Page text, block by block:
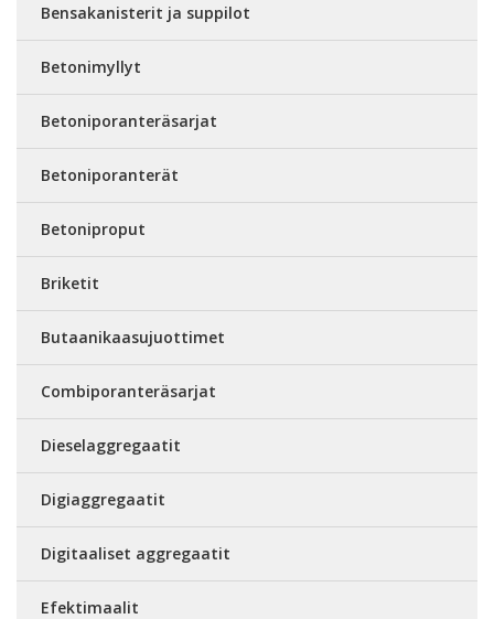
Bensakanisterit ja suppilot
Betonimyllyt
Betoniporanteräsarjat
Betoniporanterät
Betoniproput
Briketit
Butaanikaasujuottimet
Combiporanteräsarjat
Dieselaggregaatit
Digiaggregaatit
Digitaaliset aggregaatit
Efektimaalit